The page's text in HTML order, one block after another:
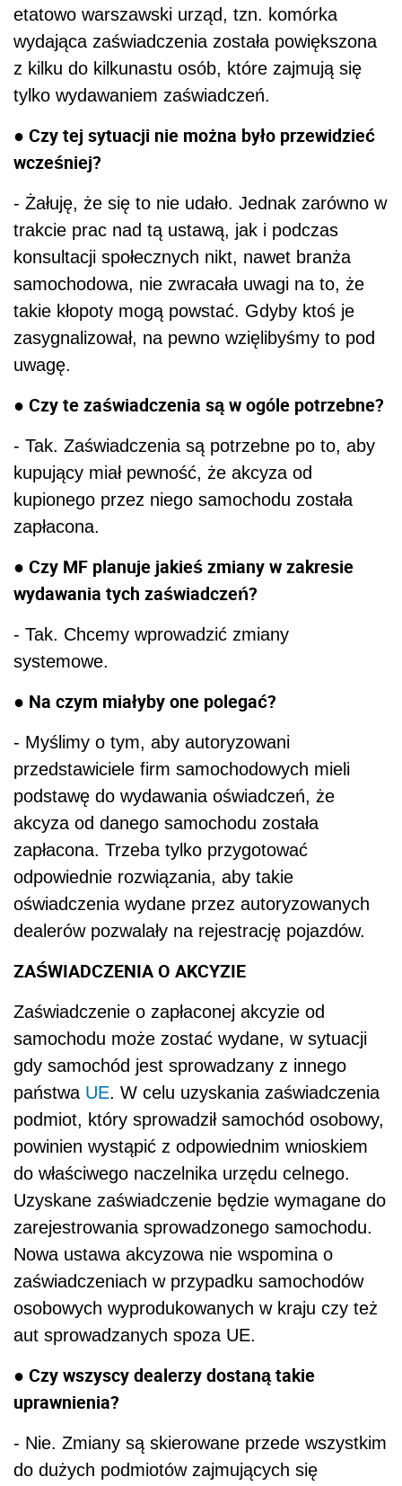
etatowo warszawski urząd, tzn. komórka
wydająca zaświadczenia została powiększona
z kilku do kilkunastu osób, które zajmują się
tylko wydawaniem zaświadczeń.
● Czy tej sytuacji nie można było przewidzieć
wcześniej?
- Żałuję, że się to nie udało. Jednak zarówno w
trakcie prac nad tą ustawą, jak i podczas
konsultacji społecznych nikt, nawet branża
samochodowa, nie zwracała uwagi na to, że
takie kłopoty mogą powstać. Gdyby ktoś je
zasygnalizował, na pewno wzięlibyśmy to pod
uwagę.
● Czy te zaświadczenia są w ogóle potrzebne?
- Tak. Zaświadczenia są potrzebne po to, aby
kupujący miał pewność, że akcyza od
kupionego przez niego samochodu została
zapłacona.
● Czy MF planuje jakieś zmiany w zakresie
wydawania tych zaświadczeń?
- Tak. Chcemy wprowadzić zmiany
systemowe.
● Na czym miałyby one polegać?
- Myślimy o tym, aby autoryzowani
przedstawiciele firm samochodowych mieli
podstawę do wydawania oświadczeń, że
akcyza od danego samochodu została
zapłacona. Trzeba tylko przygotować
odpowiednie rozwiązania, aby takie
oświadczenia wydane przez autoryzowanych
dealerów pozwalały na rejestrację pojazdów.
ZAŚWIADCZENIA O AKCYZIE
Zaświadczenie o zapłaconej akcyzie od
samochodu może zostać wydane, w sytuacji
gdy samochód jest sprowadzany z innego
państwa UE. W celu uzyskania zaświadczenia
podmiot, który sprowadził samochód osobowy,
powinien wystąpić z odpowiednim wnioskiem
do właściwego naczelnika urzędu celnego.
Uzyskane zaświadczenie będzie wymagane do
zarejestrowania sprowadzonego samochodu.
Nowa ustawa akcyzowa nie wspomina o
zaświadczeniach w przypadku samochodów
osobowych wyprodukowanych w kraju czy też
aut sprowadzanych spoza UE.
● Czy wszyscy dealerzy dostaną takie
uprawnienia?
- Nie. Zmiany są skierowane przede wszystkim
do dużych podmiotów zajmujących się